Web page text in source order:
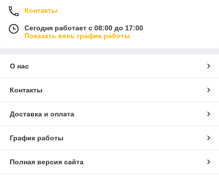
Контакты
Сегодня работает с 08:00 до 17:00
Показать весь график работы
О нас
Контакты
Доставка и оплата
График работы
Полная версия сайта